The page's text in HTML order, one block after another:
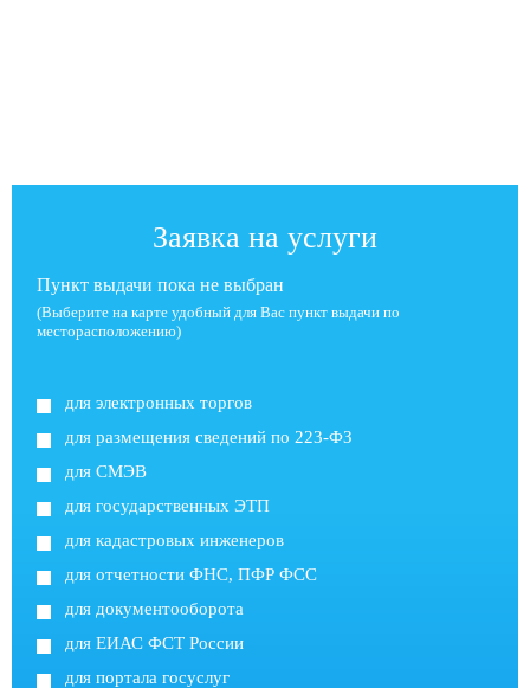
Заявка на услуги
Пункт выдачи пока не выбран
(Выберите на карте удобный для Вас пункт выдачи по
месторасположению)
для электронных торгов
для размещения сведений по 223-ФЗ
для СМЭВ
для государственных ЭТП
для кадастровых инженеров
для отчетности ФНС, ПФР ФСС
для документооборота
для ЕИАС ФСТ России
для портала госуслуг